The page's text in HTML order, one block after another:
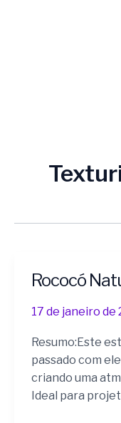
Rococó
17 de janeiro de
Resumo:Este
passado com
criando uma
Ideal para
Rococó